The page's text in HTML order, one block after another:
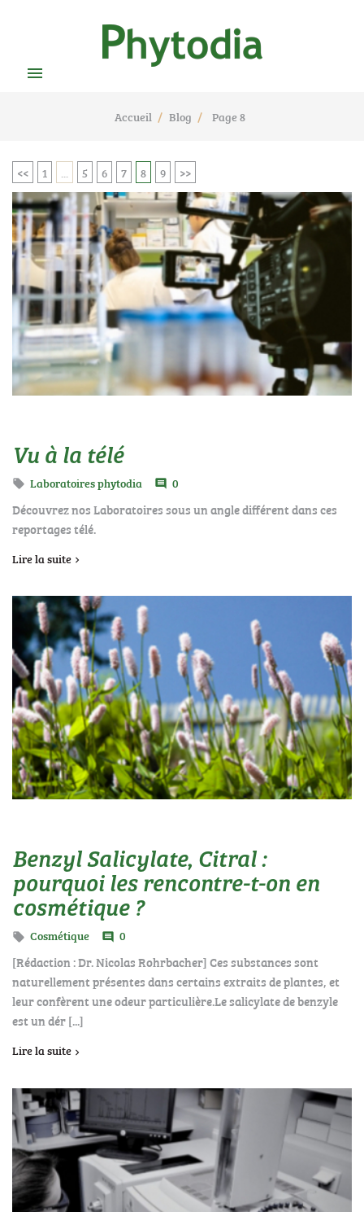

Accueil Blog Page 8
<< 1 5 6 7 8 9 >>
Vu à la télé
 Laboratoires phytodia comment 0
Découvrez nos Laboratoires sous un angle différent dans ces
reportages télé.
Lire la suite
Benzyl Salicylate, Citral :
pourquoi les rencontre-t-on en
cosmétique ?
 Cosmétique comment 0
[Rédaction : Dr. Nicolas Rohrbacher] Ces substances sont
naturellement présentes dans certains extraits de plantes, et
leur confèrent une odeur particulière.Le salicylate de benzyle
est un dér [...]
Lire la suite